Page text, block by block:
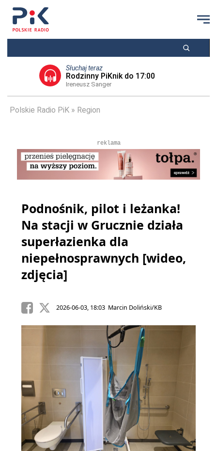
Słuchaj teraz
Rodzinny PiKnik do 17:00
Ireneusz Sanger
Polskie Radio PiK Region
reklama
Podnośnik, pilot i leżanka!
Na stacji w Grucznie działa
superłazienka dla
niepełnosprawnych [wideo,
zdjęcia]
2026-06-03, 18:03 Marcin Doliński/KB